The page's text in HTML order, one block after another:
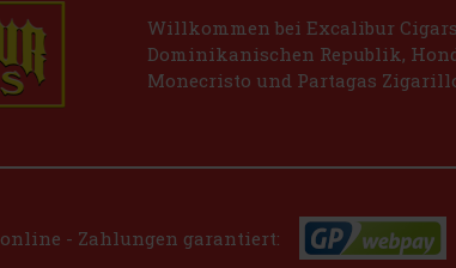
Willkommen bei Excalibur
Dominikanischen Republik,
Monecristo und Partagas
online - Zahlungen garantiert: